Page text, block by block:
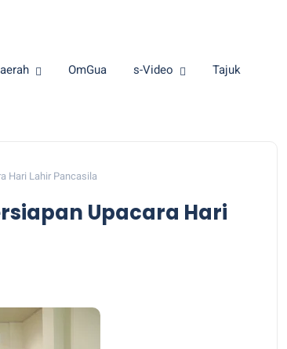
OmGua s-Video Tajuk
Hari Lahir Pancasila
Upacara Hari